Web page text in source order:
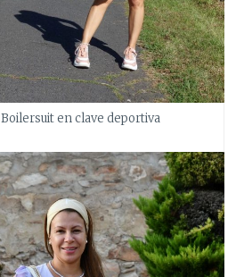
Boilersuit en clave deportiva